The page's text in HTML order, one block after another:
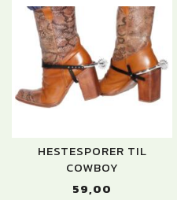
HESTESPORER TIL
COWBOY
59,00